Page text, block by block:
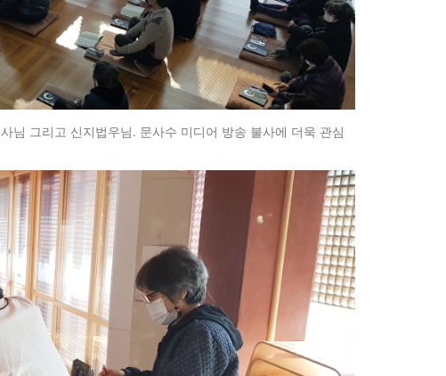
님 그리고 신지법우님. 문사수 미디어 방송 불사에 더욱 관심